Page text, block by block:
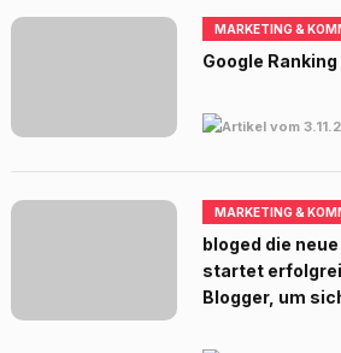
MARKETING &
Google
MARKETING &
bloged die
startet
Blogger, um